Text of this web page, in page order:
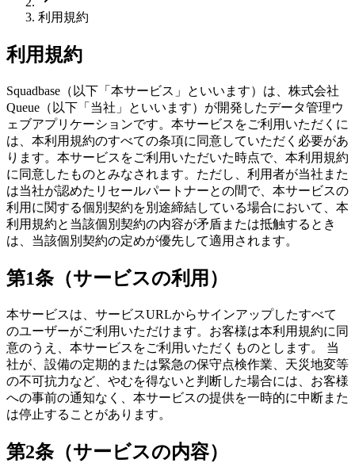
利用規約
利用規約
Squadbase（以下「本サービス」といいます）は、株式会社
Queue（以下「当社」といいます）が開発したデータ管理ウ
ェブアプリケーションです。本サービスをご利用いただくに
は、本利用規約のすべての条項に同意していただく必要があ
ります。本サービスをご利用いただいた時点で、本利用規約
に同意したものとみなされます。ただし、利用者が当社また
は当社が認めたリセールパートナーとの間で、本サービスの
利用に関する個別契約を別途締結している場合において、本
利用規約と当該個別契約の内容が矛盾または抵触するとき
は、当該個別契約の定めが優先して適用されます。
第1条（サービスの利用）
本サービスは、サービスURLからサインアップしたすべて
のユーザーがご利用いただけます。お客様は本利用規約に同
意のうえ、本サービスをご利用いただくものとします。 当
社が、設備の定期的または緊急の保守点検作業、天災地変等
の不可抗力など、やむを得ないと判断した場合には、お客様
への事前の通知なく、本サービスの提供を一時的に中断また
は停止することがあります。
第2条（サービスの内容）